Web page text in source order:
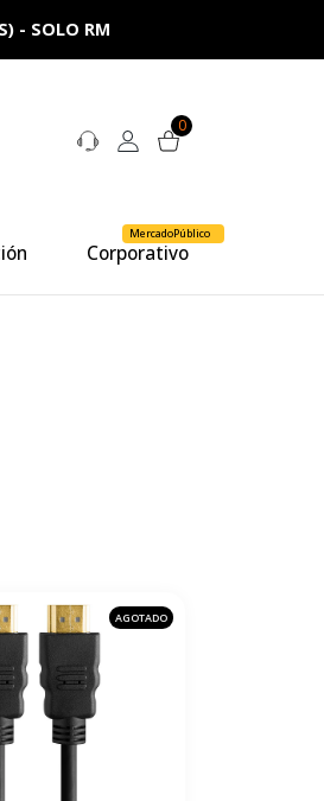
0
Corporativo
MercadoPúblico
- SOLO RM
AGOTADO